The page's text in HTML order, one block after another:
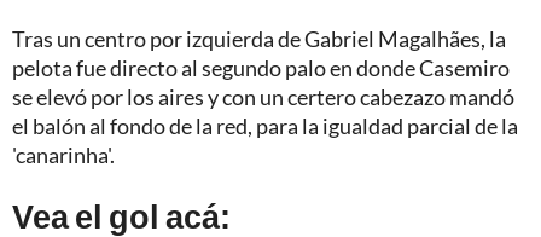
Tras un centro por izquierda de Gabriel Magalhães, la
pelota fue directo al segundo palo en donde Casemiro
se elevó por los aires y con un certero cabezazo mandó
el balón al fondo de la red, para la igualdad parcial de la
'canarinha'.
Vea el gol acá: